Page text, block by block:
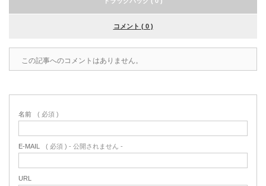
コメント ( 0 )
この記事へのコメントはありません。
名前 ( 必須 )
E-MAIL ( 必須 ) - 公開されません -
URL